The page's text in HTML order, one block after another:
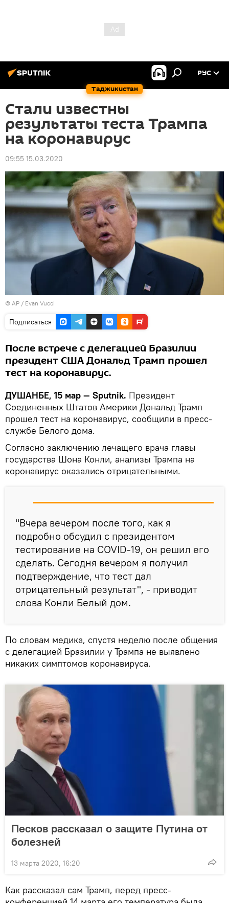
Таджикистан
РУС
Стали известны
результаты теста Трампа
на коронавирус
09:55 15.03.2020
© AP / Evan Vucci
Подписаться
После встрече с делегацией Бразилии
президент США Дональд Трамп прошел
тест на коронавирус.
ДУШАНБЕ, 15 мар — Sputnik. Президент
Соединенных Штатов Америки Дональд Трамп
прошел тест на коронавирус, сообщили в пресс-
службе Белого дома.
Согласно заключению лечащего врача главы
государства Шона Конли, анализы Трампа на
коронавирус оказались отрицательными.
"Вчера вечером после того, как я
подробно обсудил с президентом
тестирование на COVID-19, он решил его
сделать. Сегодня вечером я получил
подтверждение, что тест дал
отрицательный результат", - приводит
слова Конли Белый дом.
По словам медика, спустя неделю после общения
с делегацией Бразилии у Трампа не выявлено
никаких симптомов коронавируса.
Песков рассказал о защите Путина от
болезней
13 марта 2020, 16:20
Как рассказал сам Трамп, перед пресс-